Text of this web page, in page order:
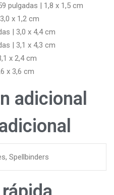
pulgadas | 1,8 x 1,5 cm
x 1,2 cm
| 3,0 x 4,4 cm
| 3,1 x 4,3 cm
x 2,4 cm
x 3,6 cm
adicional
Spellbinders